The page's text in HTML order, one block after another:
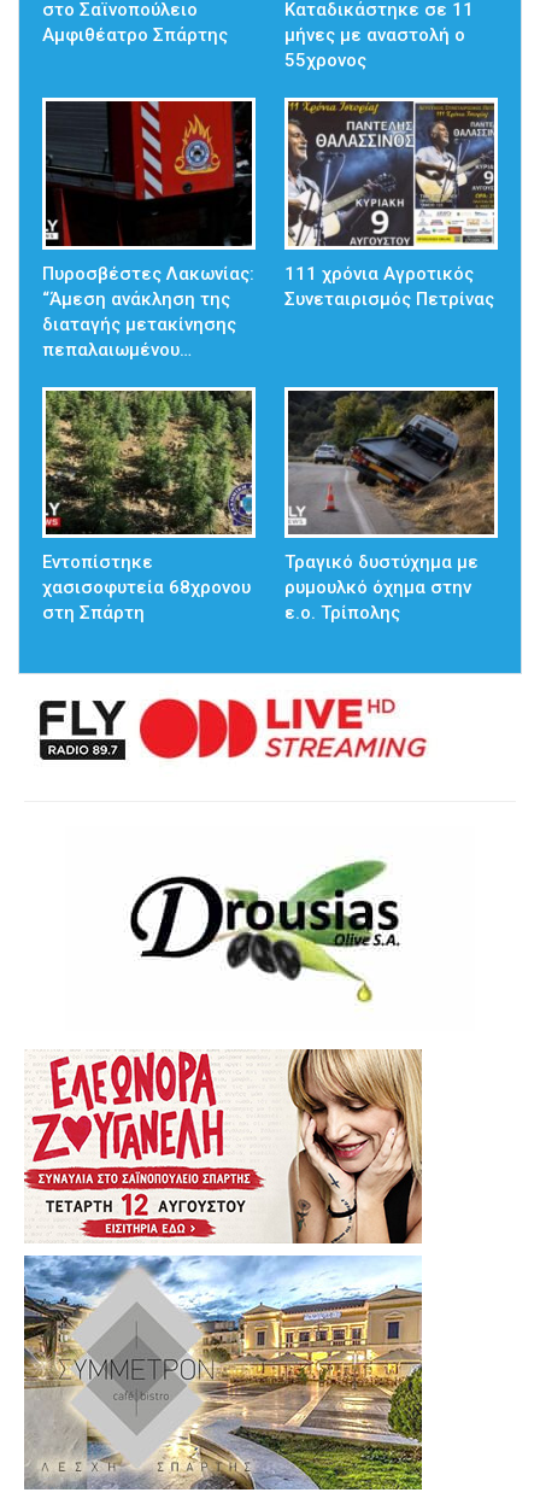
στο Σαϊνοπούλειο
Αμφιθέατρο Σπάρτης
Καταδικάστηκε σε 11
μήνες με αναστολή ο
55χρονος
Πυροσβέστες Λακωνίας:
“Άμεση ανάκληση της
διαταγής μετακίνησης
πεπαλαιωμένου…
111 χρόνια Αγροτικός
Συνεταιρισμός Πετρίνας
Εντοπίστηκε
χασισοφυτεία 68χρονου
στη Σπάρτη
Τραγικό δυστύχημα με
ρυμουλκό όχημα στην
ε.ο. Τρίπολης